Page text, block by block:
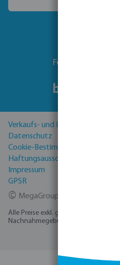
Folgen Sie uns
Verkaufs- und Lieferbedingungen
Datenschutz
Cookie-Bestimmungen
Haftungsausschluss
Impressum
GPSR
© MegaGroup Trade 2026
Alle Preise exkl. gesetzl.
Nachnahmegebühren, wenn nicht